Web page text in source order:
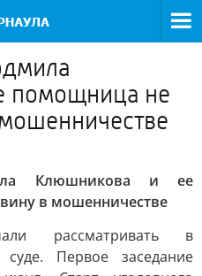
помощница не
Клюшникова и ее
в мошенничестве
рассматривать в
Первое заседание